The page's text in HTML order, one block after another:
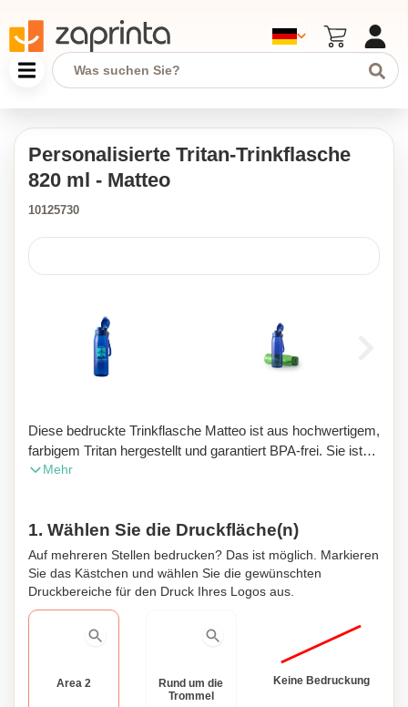
Personalisierte Tritan-Trinkflasche
820 ml - Matteo
10125730
Diese bedruckte Trinkflasche Matteo ist aus hochwertigem,
farbigem Tritan hergestellt und garantiert BPA-frei. Sie ist
hitzebeständig (bis zu 70°C). Sie hat ein großes
das Auslaufen verhindern. Mit dem passenden Gurt lässt
sie sich leicht tragen. Erhältlich in verschiedenen Farben.
Mehr
1. Wählen Sie die Druckfläche(n)
Auf mehreren Stellen bedrucken? Das ist möglich. Markieren
Sie das Kästchen und wählen Sie die gewünschten
Druckbereiche für den Druck Ihres Logos aus.
Area 2
Rund um die
Trommel
Keine Bedruckung